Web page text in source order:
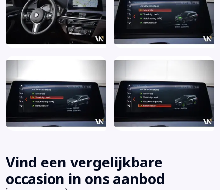
Vind een vergelijkbare
occasion in ons aanbod